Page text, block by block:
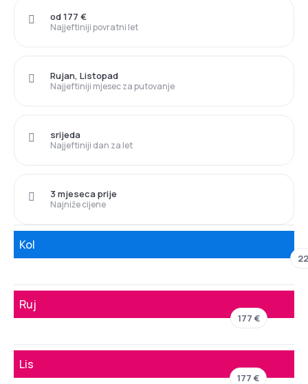
Najjeftiniji povratni let
od 177 €
Najjeftiniji mjesec za putovanje
Rujan, Listopad
Najjeftiniji dan za let
srijeda
Najniže cijene
3 mjeseca prije
Kol
Ruj
177 €
Lis
177 €